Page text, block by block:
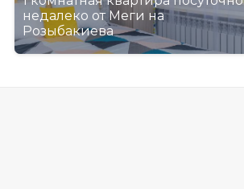
недалеко от Меги на
Розыбакиева